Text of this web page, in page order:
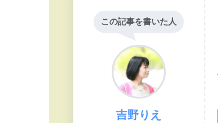
この記事を書いた人
吉野りえ